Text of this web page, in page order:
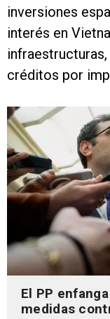
inversiones
interés en
créditos por
El PP
medidas